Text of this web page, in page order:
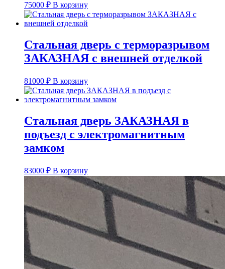
75000 ₽ В корзину
Стальная дверь с терморазрывом
ЗАКАЗНАЯ с внешней отделкой
81000 ₽ В корзину
Стальная дверь ЗАКАЗНАЯ в
подъезд с электромагнитным
замком
83000 ₽ В корзину